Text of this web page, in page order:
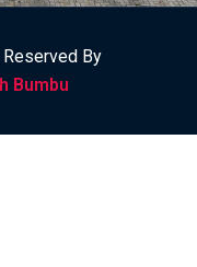
By
Bumbu